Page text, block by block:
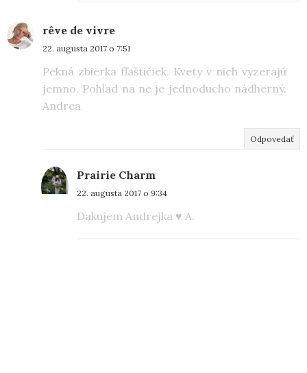
rêve de vivre
22. augusta 2017 o 7:51
Pekná zbierka fľaštičiek. Kvety v nich vyzerajú
jemno. Pohľad na ne je jednoducho nádherný.
Andrea
Odpovedať
Prairie Charm
22. augusta 2017 o 9:34
Dakujem Andrejka ♥ A.